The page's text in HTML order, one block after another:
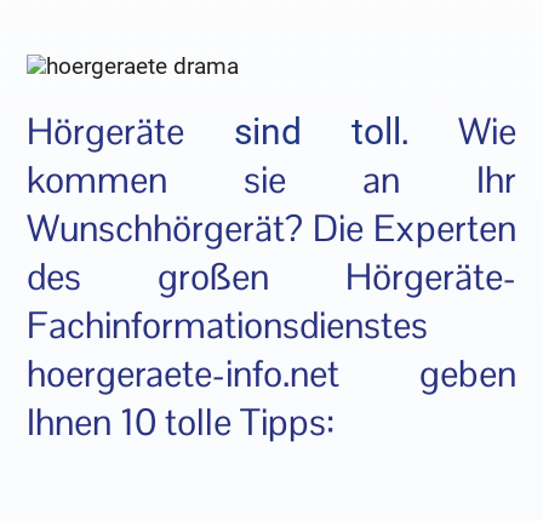
Hörgeräte sind toll . Wie
kommen sie an Ihr
Wunschhörgerät? Die Experten
des großen Hörgeräte-
Fachinformationsdienstes
hoergeraete-info.net geben
Ihnen 10 tolle Tipps: